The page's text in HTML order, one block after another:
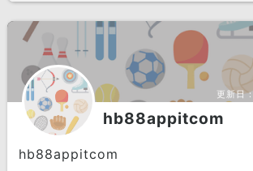
更新日：
hb88appitcom
hb88appitcom